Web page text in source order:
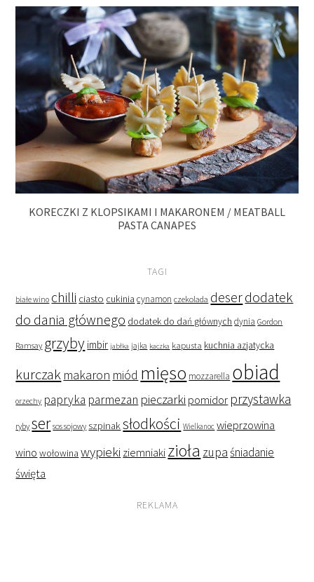
KORECZKI Z KLOPSIKAMI I MAKARONEM / MEATBALL
PASTA CANAPES
TAGI
białe wino chilli ciasto cukinia cynamon czekolada deserdodatek
do dania głównego dodatek do dań głównych dynia Gordon
Ramsay grzyby imbir jabłka jajka kaczka kapusta kuchnia azjatycka
kurczak makaron miód mięso mozzarella obiad
orzechy papryka parmezan pieczarki pomidor przystawka
ryby ser sos sojowy szpinaksłodkości Wielkanoc wieprzowina
wino wołowina wypieki ziemniaki zioła zupaśniadanie
święta
REKLAMA